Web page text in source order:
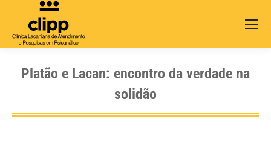
Platão e Lacan: encontro da verdade na
solidão